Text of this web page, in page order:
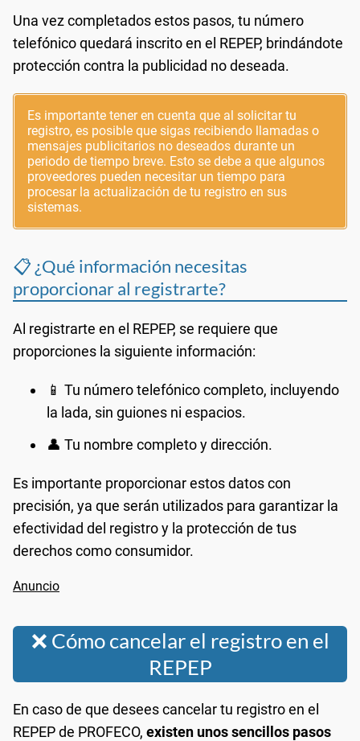
Una vez completados estos pasos, tu número
telefónico quedará inscrito en el REPEP, brindándote
protección contra la publicidad no deseada.
Es importante tener en cuenta que al solicitar tu
registro, es posible que sigas recibiendo llamadas o
mensajes publicitarios no deseados durante un
periodo de tiempo breve. Esto se debe a que algunos
proveedores pueden necesitar un tiempo para
procesar la actualización de tu registro en sus
sistemas.
📋 ¿Qué información necesitas
proporcionar al registrarte?
Al registrarte en el REPEP, se requiere que
proporciones la siguiente información:
📱 Tu número telefónico completo, incluyendo
la lada, sin guiones ni espacios.
👤 Tu nombre completo y dirección.
Es importante proporcionar estos datos con
precisión, ya que serán utilizados para garantizar la
efectividad del registro y la protección de tus
derechos como consumidor.
❌ Cómo cancelar el registro en el
REPEP
En caso de que desees cancelar tu registro en el
REPEP de PROFECO, existen unos sencillos pasos